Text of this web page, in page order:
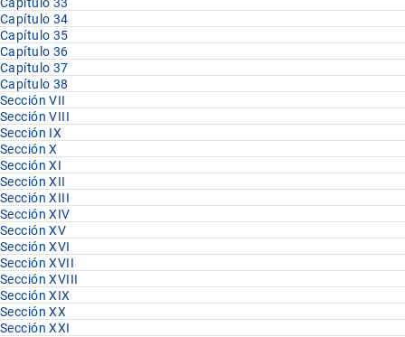
Capítulo 34
Capítulo 35
Capítulo 36
Capítulo 37
Capítulo 38
Sección VII
Sección VIII
Sección IX
Sección X
Sección XI
Sección XII
Sección XIII
Sección XIV
Sección XV
Sección XVI
Sección XVII
Sección XVIII
Sección XIX
Sección XX
Sección XXI